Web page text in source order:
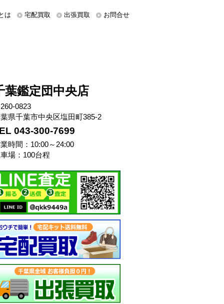
は 宅配買取 出張買取 お問合せ
葉鑑定団中央店
0823
県千葉市中央区塩田町385-2
043-300-7699
時間：10:00～24:00
場：100台程